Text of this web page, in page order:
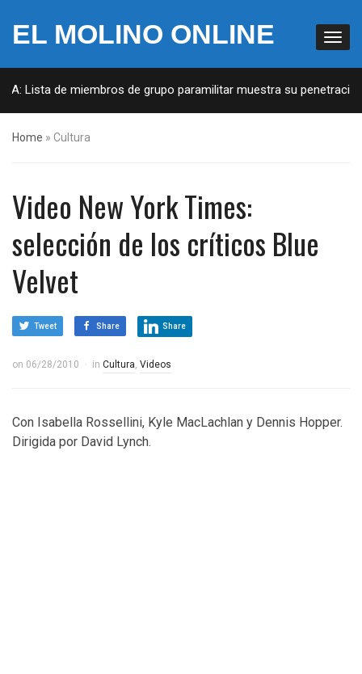
EL MOLINO ONLINE
Lista de miembros de grupo paramilitar muestra su penetración
Home » Cultura
Video New York Times:
selección de los críticos Blue
Velvet
Tweet Share Share
on 06/28/2010 in Cultura, Videos
Con Isabella Rossellini, Kyle MacLachlan y Dennis Hopper.
Dirigida por David Lynch.